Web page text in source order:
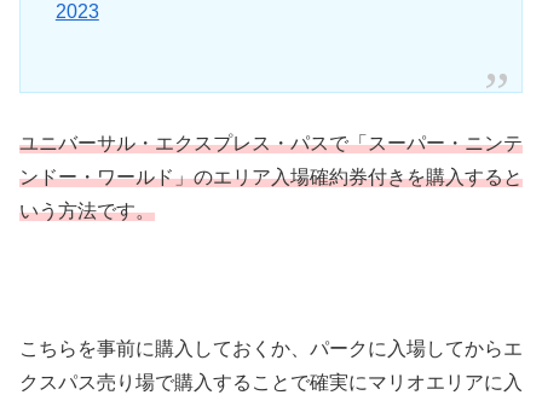
2023
ユニバーサル・エクスプレス・パスで「スーパー・ニンテ
ンドー・ワールド」のエリア入場確約券付きを購入すると
いう方法です。
こちらを事前に購入しておくか、パークに入場してからエ
クスパス売り場で購入することで確実にマリオエリアに入